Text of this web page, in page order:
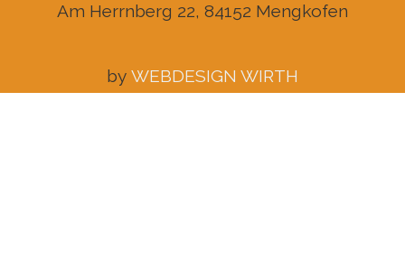
Am Herrnberg 22, 84152 Mengkofen
by WEBDESIGN WIRTH